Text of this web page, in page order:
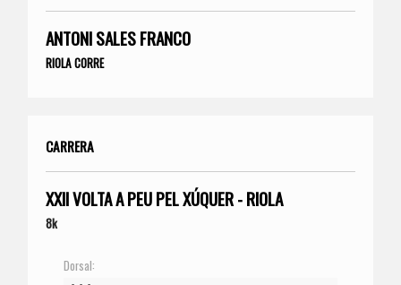
ANTONI SALES FRANCO
RIOLA CORRE
CARRERA
XXII VOLTA A PEU PEL XÚQUER - RIOLA
8k
Dorsal: